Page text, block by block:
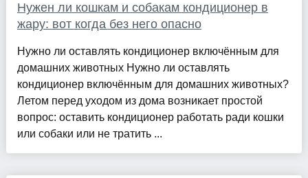
Нужен ли кошкам и собакам кондиционер в
жару: вот когда без него опасно
Нужно ли оставлять кондиционер включённым для
домашних животных Нужно ли оставлять
кондиционер включённым для домашних животных?
Летом перед уходом из дома возникает простой
вопрос: оставить кондиционер работать ради кошки
или собаки или не тратить ...